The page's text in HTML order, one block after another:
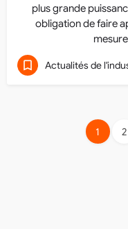
plus grande
obligation de faire
Actualités de
1 2